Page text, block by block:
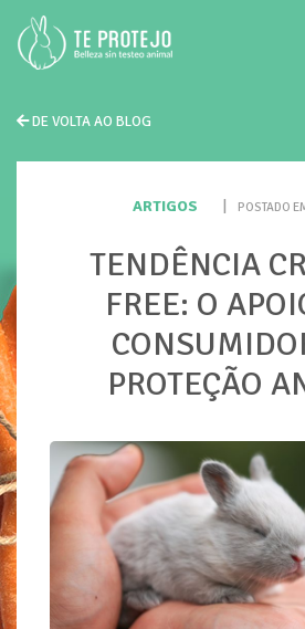
DE VOLTA AO BLOG
ARTIGOS POSTADO
TENDÊNCIA
FREE: O
PROTEÇÃO